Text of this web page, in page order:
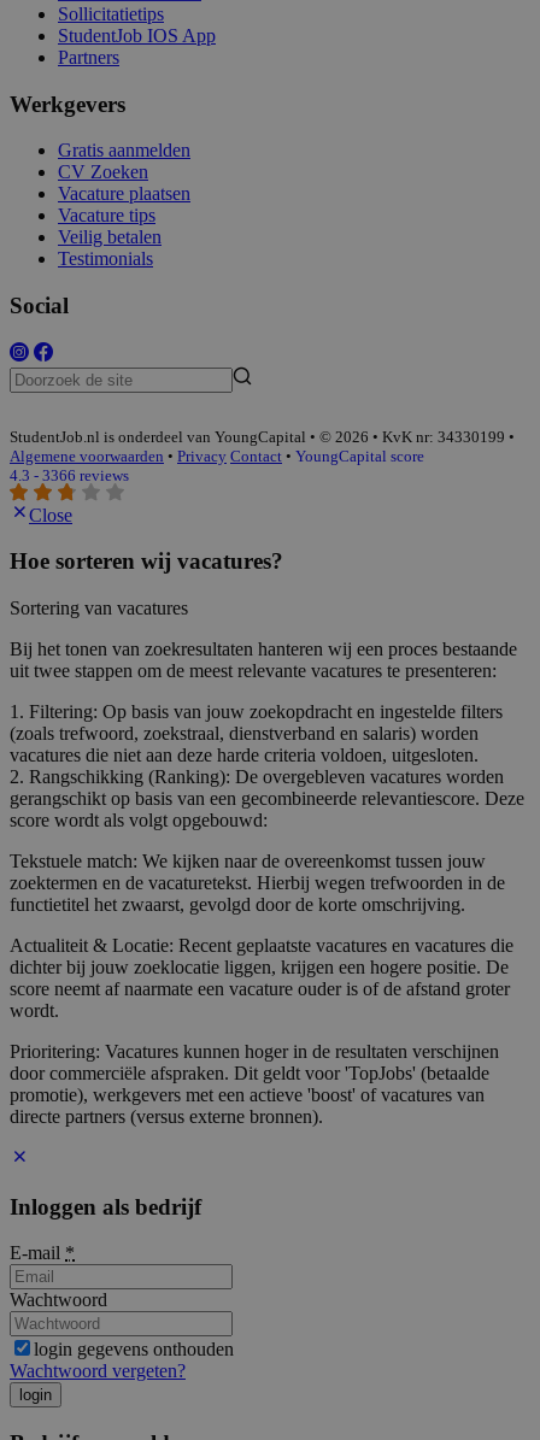
Sollicitatietips
StudentJob IOS App
Partners
Werkgevers
Gratis aanmelden
CV Zoeken
Vacature plaatsen
Vacature tips
Veilig betalen
Testimonials
Social
StudentJob.nl is onderdeel van YoungCapital • © 2026 • KvK nr: 34330199 •
Algemene voorwaarden • Privacy Contact • YoungCapital score
4.3 - 3366 reviews
Close
Hoe sorteren wij vacatures?
Sortering van vacatures
Bij het tonen van zoekresultaten hanteren wij een proces bestaande
uit twee stappen om de meest relevante vacatures te presenteren:
1. Filtering: Op basis van jouw zoekopdracht en ingestelde filters
(zoals trefwoord, zoekstraal, dienstverband en salaris) worden
vacatures die niet aan deze harde criteria voldoen, uitgesloten.
2. Rangschikking (Ranking): De overgebleven vacatures worden
gerangschikt op basis van een gecombineerde relevantiescore. Deze
score wordt als volgt opgebouwd:
Tekstuele match: We kijken naar de overeenkomst tussen jouw
zoektermen en de vacaturetekst. Hierbij wegen trefwoorden in de
functietitel het zwaarst, gevolgd door de korte omschrijving.
Actualiteit & Locatie: Recent geplaatste vacatures en vacatures die
dichter bij jouw zoeklocatie liggen, krijgen een hogere positie. De
score neemt af naarmate een vacature ouder is of de afstand groter
wordt.
Prioritering: Vacatures kunnen hoger in de resultaten verschijnen
door commerciële afspraken. Dit geldt voor 'TopJobs' (betaalde
promotie), werkgevers met een actieve 'boost' of vacatures van
directe partners (versus externe bronnen).
Inloggen als bedrijf
E-mail *
Wachtwoord
login gegevens onthouden
Wachtwoord vergeten?
login